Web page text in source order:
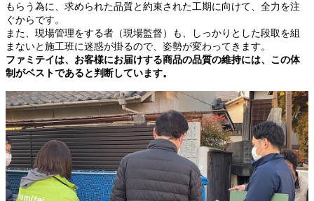
もらう為に、求められた品質と約束された工期に向けて、全力を注
ぐからです。
また、現場管理をする者（現場監督）も、しっかりとした段取を組
まないと施工班に迷惑が掛るので、姿勢が変わってきます。
ファミテイは、お客様にお届けする商品の品質の維持には、この体
制がベストであると判断しています。